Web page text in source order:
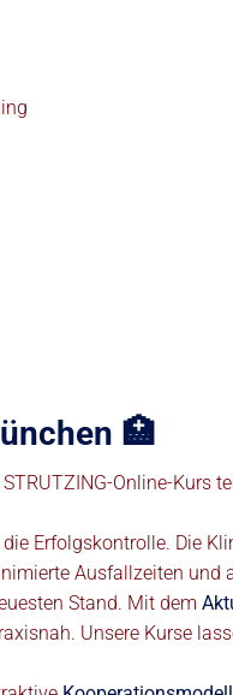
🏥
Online-
Erfolgskontrolle. Die
Ausfallzeiten und
Stand. Mit dem
Unsere Kurse